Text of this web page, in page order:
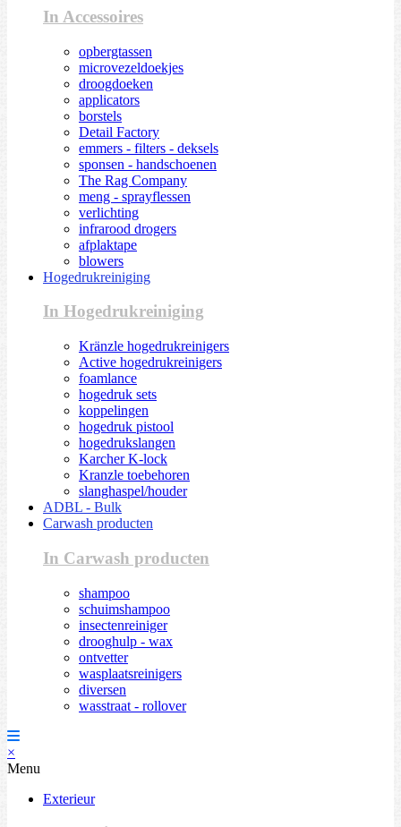
In Accessoires
opbergtassen
microvezeldoekjes
droogdoeken
applicators
borstels
Detail Factory
emmers - filters - deksels
sponsen - handschoenen
The Rag Company
meng - sprayflessen
verlichting
infrarood drogers
afplaktape
blowers
Hogedrukreiniging
In Hogedrukreiniging
Kränzle hogedrukreinigers
Active hogedrukreinigers
foamlance
hogedruk sets
koppelingen
hogedruk pistool
hogedrukslangen
Karcher K-lock
Kranzle toebehoren
slanghaspel/houder
ADBL - Bulk
Carwash producten
In Carwash producten
shampoo
schuimshampoo
insectenreiniger
drooghulp - wax
ontvetter
wasplaatsreinigers
diversen
wasstraat - rollover
×
Menu
Exterieur